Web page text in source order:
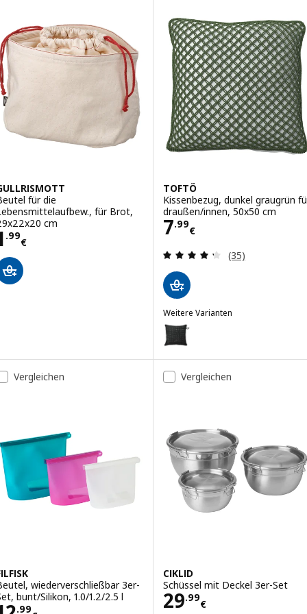
für die
für Brot,
cm
.99
€ 1.99€
TOFTÖ
Kissenbezug, dunkel graugrün
draußen/innen, 50x50 cm
7.99
€
Preis 7.99€
Bewertungen:
(35)
Weitere Varianten
TOFTÖ
Option: TOFTÖ, Kissenbezug,
Vergleichen
wiederverschließbar 3er-
bunt/Silikon, 1.0/1.2/2.5 l
.99
Vergleichen
CIKLID
Schüssel mit Deckel 3er-Set
29.99
€
Preis 29.99€